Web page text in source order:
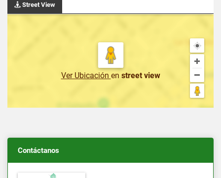
Street View
Ver Ubicación en street view
Contáctanos